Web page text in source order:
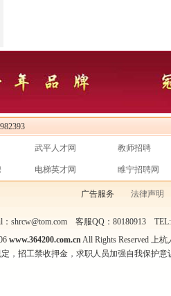
武平人才网 教师招聘
电梯英才网 睢宁招聘网
广告服务 法律声明
：shrcw@tom.com 客服QQ：80180913
www.364200.com.cnAll Rights Reserved
，招工禁收押金，求职人员加强自我保护